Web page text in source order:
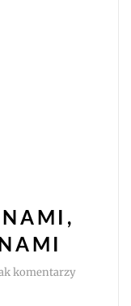
komentarzydo